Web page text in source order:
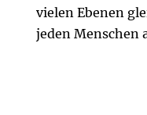
vielen Ebenen
jeden Menschen